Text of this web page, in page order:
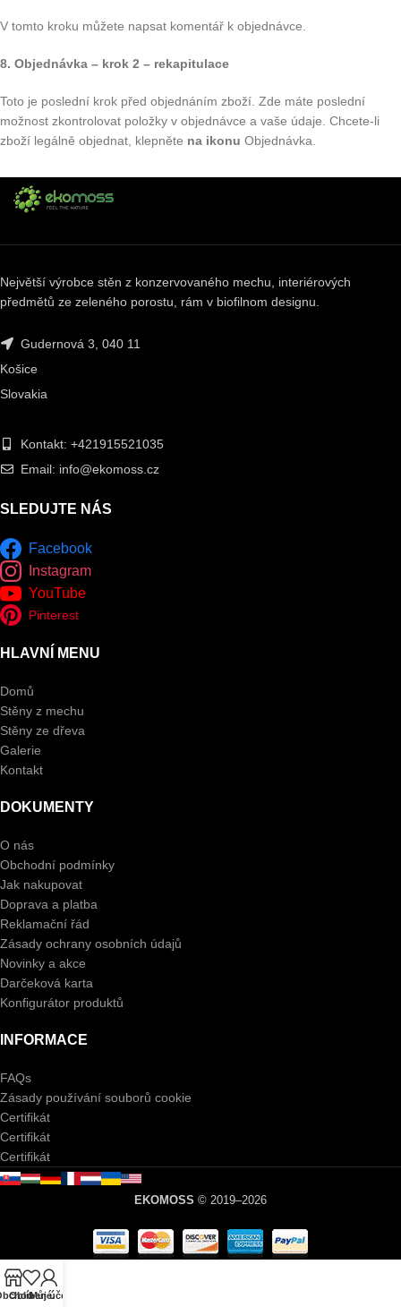
V tomto kroku můžete napsat komentář k objednávce.
8. Objednávka – krok 2 – rekapitulace
Toto je poslední krok před objednáním zboží. Zde máte poslední
možnost zkontrolovat položky v objednávce a vaše údaje. Chcete-li
zboží legálně objednat, klepněte na ikonu Objednávka.
Největší výrobce stěn z konzervovaného mechu, interiérových
předmětů ze zeleného porostu, rám v biofilnom designu.
Gudernová 3, 040 11
Košice
Slovakia
Kontakt: +421915521035
Email: info@ekomoss.cz
SLEDUJTE NÁS
Facebook
Instagram
YouTube
Pinterest
HLAVNÍ MENU
Domů
Stěny z mechu
Stěny ze dřeva
Galerie
Kontakt
DOKUMENTY
O nás
Obchodní podmínky
Jak nakupovat
Doprava a platba
Reklamační řád
Zásady ochrany osobních údajů
Novinky a akce
Darčeková karta
Konfigurátor produktů
INFORMACE
FAQs
Zásady používání souborů cookie
Certifikát
Certifikát
Certifikát
EKOMOSS © 2019–2026
Oblíbené.
Můj účet